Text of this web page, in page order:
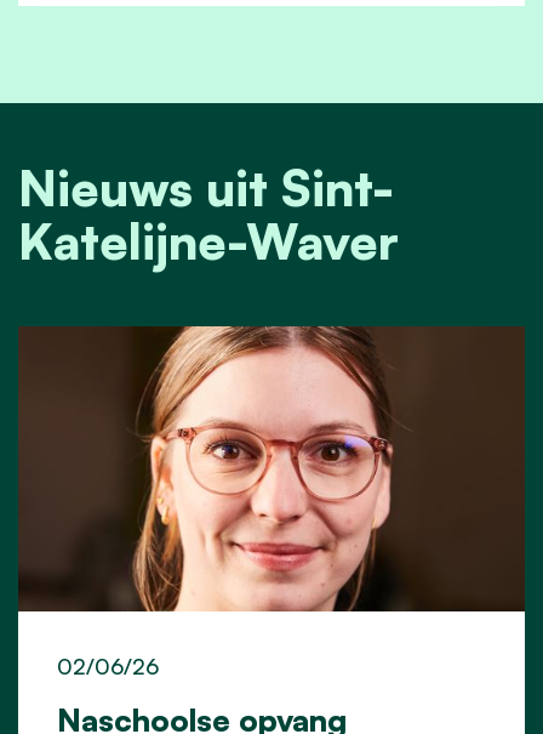
Nieuws uit Sint-
Katelijne-Waver
Naschoolse opvang
02/06/26